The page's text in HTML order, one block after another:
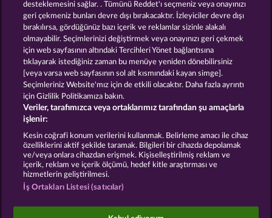
THE GUARDIAN GOD: HEIMDALL'S HORN MAGIC MIRROR
Hüküm ve Koşullar Gizlilik Beyanı Künye
Şirket SSS Facebook
İptal talebini gönder
Sosyal casino oyunları sadece eğlence amaçlıdır ve
desteklemesini sağlar. . Tümünü Reddet'ı seçmeniz veya onayınızı
geri çekmeniz bunları devre dışı bırakacaktır. İzleyiciler devre dışı
bırakılırsa, gördüğünüz bazı içerik ve reklamlar sizinle alakalı
olmayabilir. Seçimlerinizi değiştirmek veya onayınızı geri çekmek
için web sayfasının altındaki Tercihleri Yönet bağlantısına
tıklayarak istediğiniz zaman bu menüye yeniden dönebilirsiniz
[veya varsa web sayfasının sol alt kısmındaki kayan simge].
Seçimleriniz Website'mız için de etkili olacaktır. Daha fazla ayrıntı
için Gizlilik Politikamıza bakın.
Veriler, tarafımızca veya ortaklarımız tarafından şu amaçlarla
işlenir:
Kesin coğrafi konum verilerini kullanmak. Belirleme amacı ile cihaz
özelliklerini aktif şekilde taramak. Bilgileri bir cihazda depolamak
ve/veya onlara cihazdan erişmek. Kişiselleştirilmiş reklam ve
içerik, reklam ve içerik ölçümü, hedef kitle araştırması ve
hizmetlerin geliştirilmesi.
İş Ortakları Listesi (satıcılar)